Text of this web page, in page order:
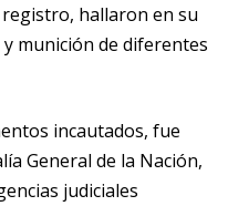
hallaron en su
munición de diferentes
incautados, fue
General de la Nación,
judiciales